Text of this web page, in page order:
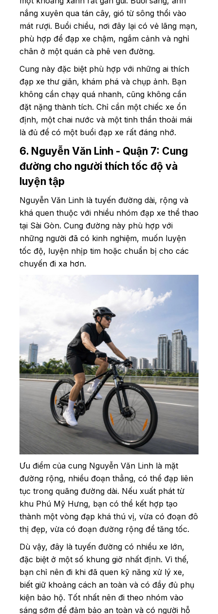
nắng xuyên qua tán cây, gió từ sông thổi vào
mát rượi. Buổi chiều, nơi đây lại có vẻ lãng mạn,
phù hợp để đạp xe chậm, ngắm cảnh và nghỉ
chân ở một quán cà phê ven đường.
Cung này đặc biệt phù hợp với những ai thích
đạp xe thư giãn, khám phá và chụp ảnh. Bạn
không cần chạy quá nhanh, cũng không cần
đặt nặng thành tích. Chỉ cần một chiếc xe ổn
định, một chai nước và một tinh thần thoải mái
là đủ để có một buổi đạp xe rất đáng nhớ.
6. Nguyễn Văn Linh - Quận 7: Cung
đường cho người thích tốc độ và
luyện tập
Nguyễn Văn Linh là tuyến đường dài, rộng và
khá quen thuộc với nhiều nhóm đạp xe thể thao
tại Sài Gòn. Cung đường này phù hợp với
những người đã có kinh nghiệm, muốn luyện
tốc độ, luyện nhịp tim hoặc chuẩn bị cho các
chuyến đi xa hơn.
Ưu điểm của cung Nguyễn Văn Linh là mặt
đường rộng, nhiều đoạn thẳng, có thể đạp liên
tục trong quãng đường dài. Nếu xuất phát từ
khu Phú Mỹ Hưng, bạn có thể kết hợp tạo
thành một vòng đạp khá thú vị, vừa có đoạn đô
thị đẹp, vừa có đoạn đường rộng để tăng tốc.
Dù vậy, đây là tuyến đường có nhiều xe lớn,
đặc biệt ở một số khung giờ nhất định. Vì thế,
bạn chỉ nên đi khi đã quen kỹ năng xử lý xe,
biết giữ khoảng cách an toàn và có đầy đủ phụ
kiện bảo hộ. Tốt nhất nên đi theo nhóm vào
sáng sớm để đảm bảo an toàn và có người hỗ